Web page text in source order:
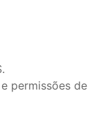
permissões de